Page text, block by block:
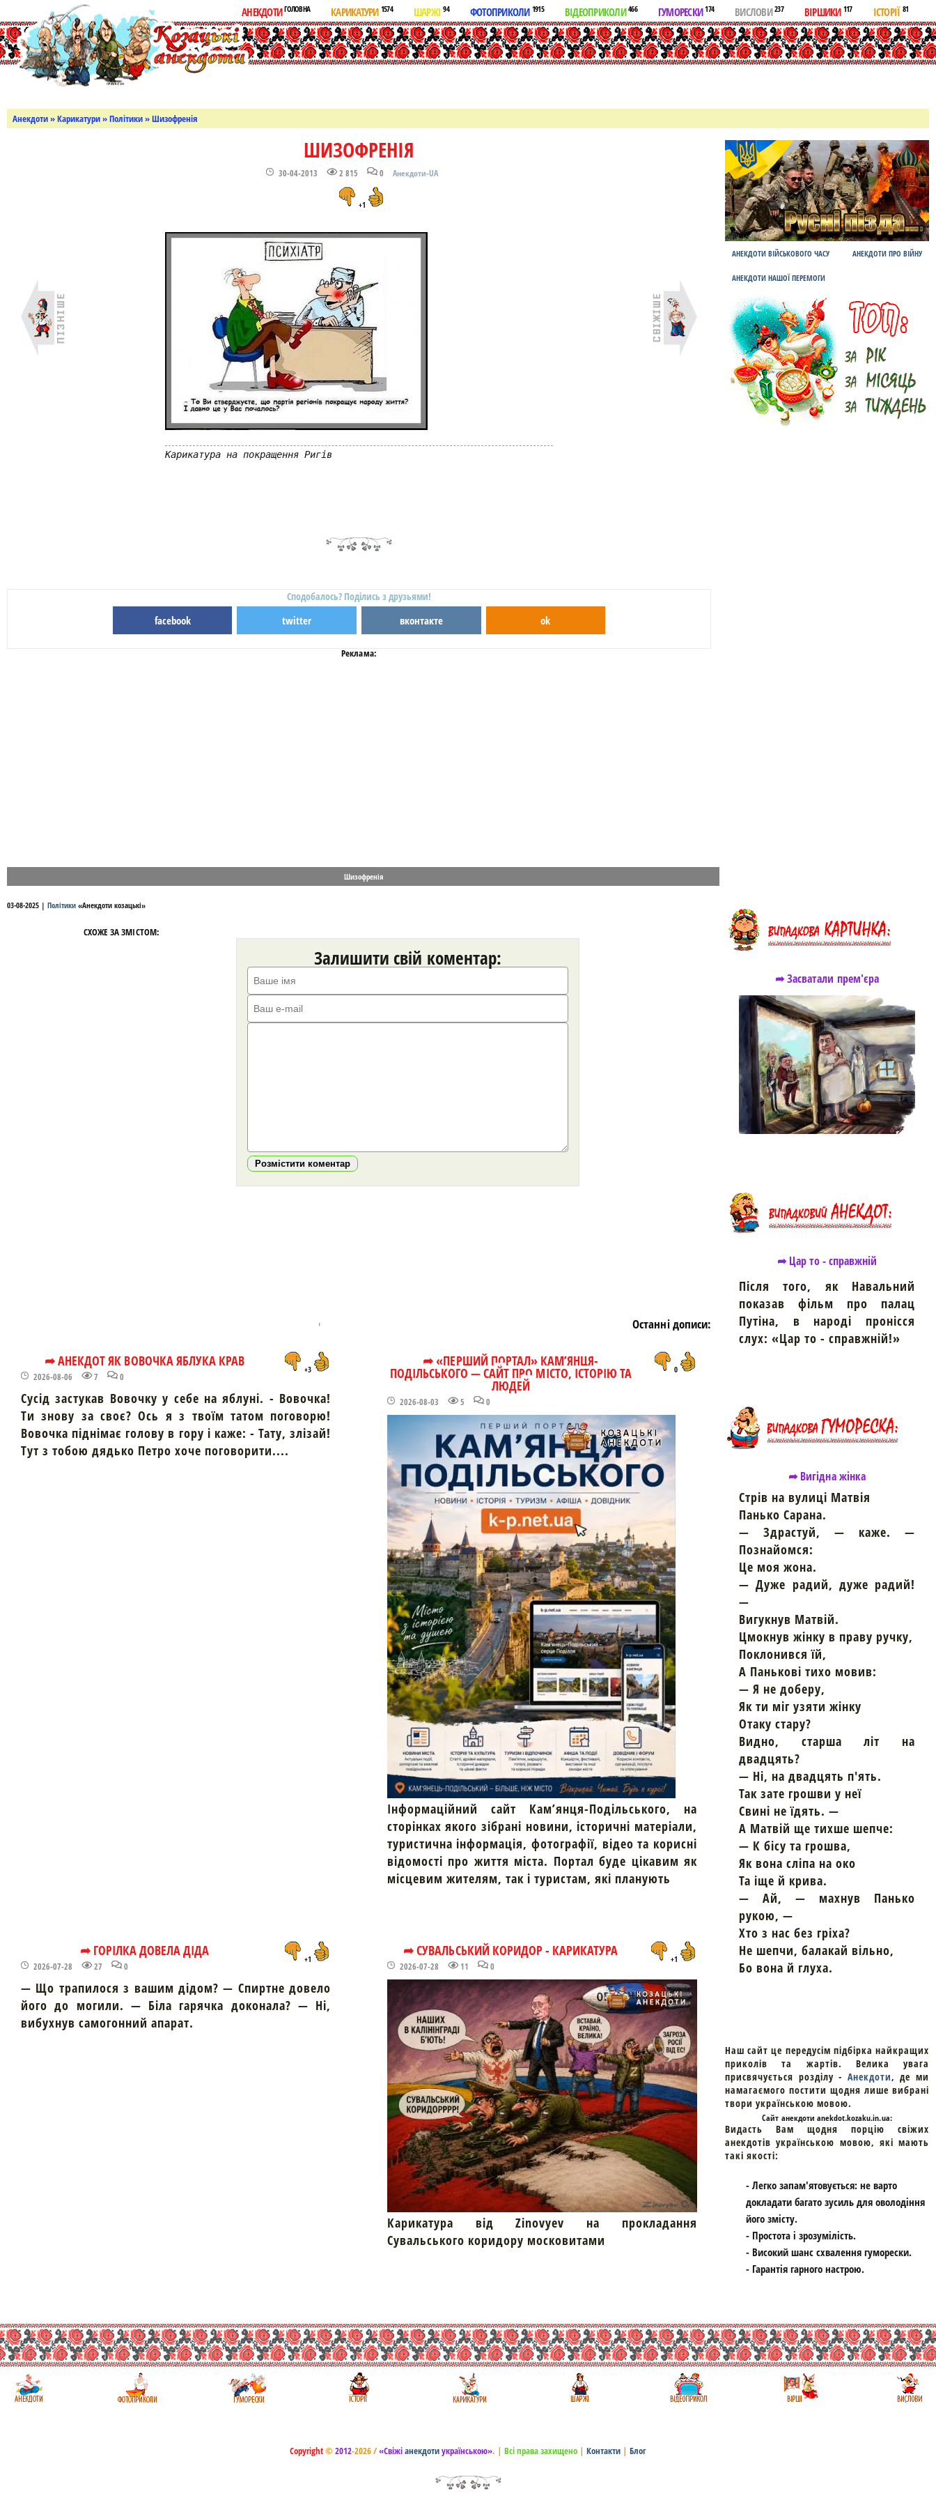
АНЕКДОТИГОЛОВНА КАРИКАТУРИ 1574 ШАРЖІ94 ФОТОПРИКОЛИ 1915 ВІДЕОПРИКОЛИ466 ГУМОРЕСКИ174 ВИСЛОВИ237 ВІРШИКИ 117 ІСТОРІЇ 81
Анекдоти»Карикатури»Політики» Шизофренія
ШИЗОФРЕНІЯ
30-04-2013 2 815 0 Анекдоти-UA
+1
Карикатура на покращення Ригів
Сподобалось? Поділись з друзьями!
facebook twitter вконтакте ok
Реклама:
Шизофренія
03-08-2025 | Політики «Анекдоти козацькі»
СХОЖЕ ЗА ЗМІСТОМ:
Залишити свій коментар:
Розмістити коментар
Останні дописи:
➦ АНЕКДОТ ЯК ВОВОЧКА ЯБЛУКА КРАВ
2026-08-06 7 0
+3
Сусід застукав Вовочку у себе на яблуні. - Вовочка!
Ти знову за своє? Ось я з твоїм татом поговорю!
Вовочка піднімає голову в гору і каже: - Тату, злізай!
Тут з тобою дядько Петро хоче поговорити....
➦ «ПЕРШИЙ ПОРТАЛ» КАМ’ЯНЦЯ-
ПОДІЛЬСЬКОГО — САЙТ ПРО МІСТО, ІСТОРІЮ ТА
ЛЮДЕЙ
2026-08-03 5 0
0
Інформаційний сайт Кам’янця-Подільського, на
сторінках якого зібрані новини, історичні матеріали,
туристична інформація, фотографії, відео та корисні
відомості про життя міста. Портал буде цікавим як
місцевим жителям, так і туристам, які планують
➦ ГОРІЛКА ДОВЕЛА ДІДА
2026-07-28 27 0
+1
— Що трапилося з вашим дідом? — Спиртне довело
його до могили. — Біла гарячка доконала? — Ні,
вибухнув самогонний апарат.
➦ СУВАЛЬСЬКИЙ КОРИДОР - КАРИКАТУРА
2026-07-28 11 0
+1
Карикатура від Zinovyev на прокладання
Сувальського коридору московитами
АНЕКДОТИ ВІЙСЬКОВОГО ЧАСУ АНЕКДОТИ ПРО ВІЙНУ
АНЕКДОТИ НАШОЇ ПЕРЕМОГИ
➦ Засватали прем'єра
➦ Цар то - справжній
Після того, як Навальний
показав фільм про палац
Путіна, в народі пронісся
слух: «Цар то - справжній!»
➦ Вигідна жінка
Стрів на вулиці Матвія
Панько Сарана.
— Здрастуй, — каже. —
Познайомся:
Це моя жона.
— Дуже радий, дуже радий!
—
Вигукнув Матвій.
Цмокнув жінку в праву ручку,
Поклонився їй,
А Панькові тихо мовив:
— Я не доберу,
Як ти міг узяти жінку
Отаку стару?
Видно, старша літ на
двадцять?
— Ні, на двадцять п'ять.
Так зате грошви у неї
Свині не їдять. —
А Матвій ще тихше шепче:
— К бісу та грошва,
Як вона сліпа на око
Та іще й крива.
— Ай, — махнув Панько
рукою, —
Хто з нас без гріха?
Не шепчи, балакай вільно,
Бо вона й глуха.
Наш сайт це передусім підбірка найкращих
приколів та жартів. Велика увага
присвячується розділу - Анекдоти, де ми
намагаємого постити щодня лише вибрані
твори українською мовою.
Cайт анекдоти anekdot.kozaku.in.ua:
Видасть Вам щодня порцію свіжих
анекдотів українською мовою, які мають
такі якості:
- Легко запам'ятовується: не варто
докладати багато зусиль для оволодіння
його змісту.
- Простота і зрозумілість.
- Високий шанс схвалення гуморески.
- Гарантія гарного настрою.
Copyright© 2012-2026 /«Свіжіанекдотиукраїнською». | Всі права захищено | Контакти | Блог